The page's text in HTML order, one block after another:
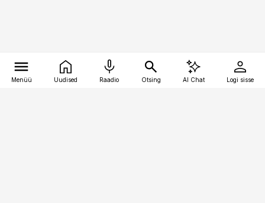
Menüü Uudised Raadio Otsing AI Chat Logi sisse